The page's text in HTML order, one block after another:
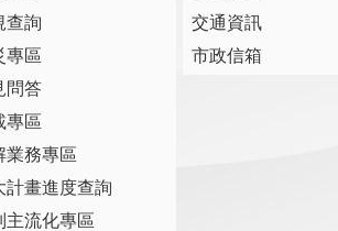
查詢
專區
問答
專區
業務專區
計畫進度查詢
主流化專區
交通資訊
市政信箱